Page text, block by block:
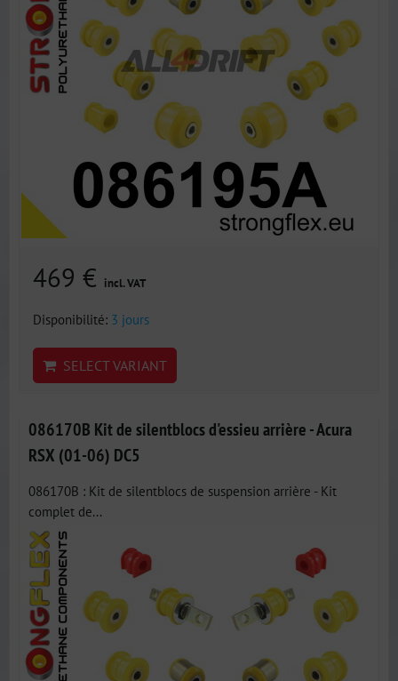
469 € incl. VAT
Disponibilité: 3 jours
SELECT VARIANT
086170B Kit de silentblocs d'essieu arrière - Acura
RSX (01-06) DC5
086170B : Kit de silentblocs de suspension arrière - Kit
complet de...